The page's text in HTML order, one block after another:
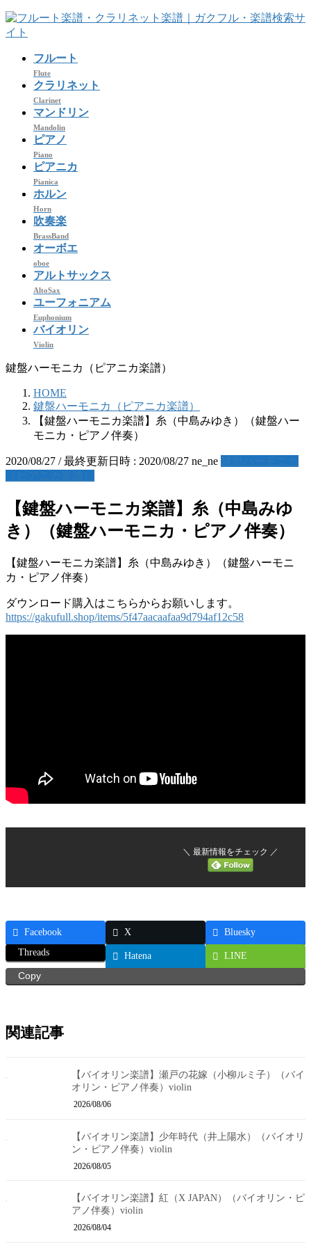
コ
ン
ナ
ビ
フルート
Flute
クラリネット
Clarinet
マンドリン
Mandolin
ピアノ
Piano
ピアニカ
Pianica
ホルン
Horn
吹奏楽
BrassBand
オーボエ
oboe
アルトサックス
AltoSax
ユーフォニアム
Euphonium
バイオリン
Violin
鍵盤ハーモニカ（ピアニカ楽譜）
HOME
鍵盤ハーモニカ（ピアニカ楽譜）
【鍵盤ハーモニカ楽譜】糸（中島みゆき）（鍵盤ハー
モニカ・ピアノ伴奏）
2020/08/27 / 最終更新日時 : 2020/08/27 ne_ne
【鍵盤ハーモニカ楽譜】糸（中島みゆ
き）（鍵盤ハーモニカ・ピアノ伴奏）
【鍵盤ハーモニカ楽譜】糸（中島みゆき）（鍵盤ハーモニ
カ・ピアノ伴奏）
ダウンロード購入はこちらからお願いします。
https://gakufull.shop/items/5f47aacaafaa9d794af12c58
＼ 最新情報をチェック ／
Facebook X
Bluesky
Threads
Hatena
LINE
Copy
関連記事
【バイオリン楽譜】瀬戸の花嫁（小柳ルミ子）（バイ
オリン・ピアノ伴奏）violin
2026/08/06
【バイオリン楽譜】少年時代（井上陽水）（バイオリ
ン・ピアノ伴奏）violin
2026/08/05
【バイオリン楽譜】紅（X JAPAN）（バイオリン・ピ
アノ伴奏）violin
2026/08/04